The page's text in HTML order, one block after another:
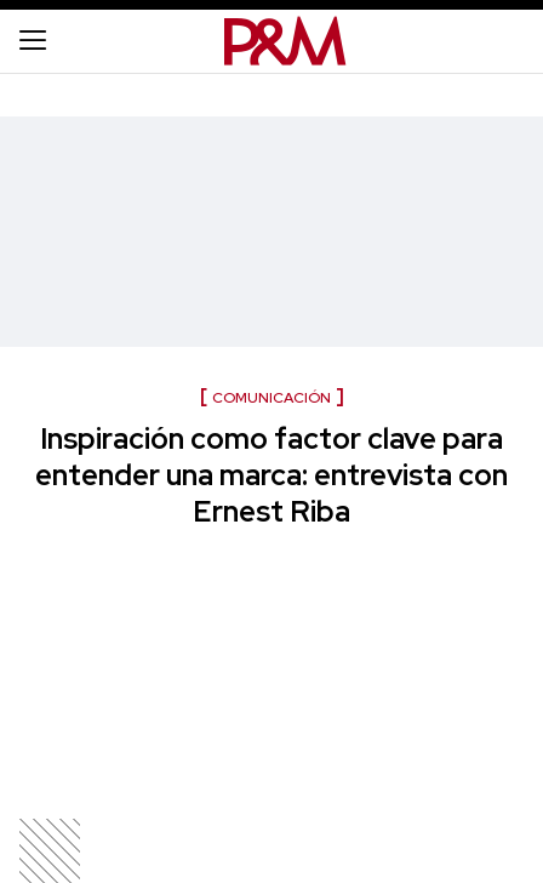
COMUNICACIÓN
Inspiración como factor clave para
entender una marca: entrevista con
Ernest Riba